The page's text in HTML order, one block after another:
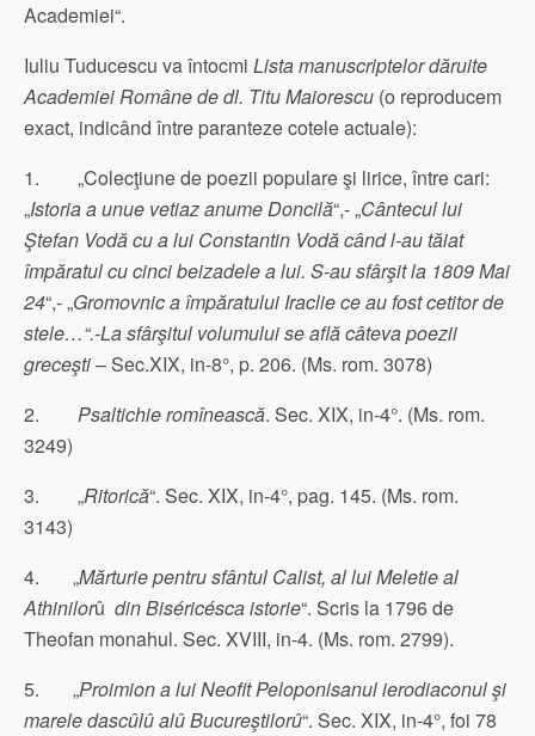
Academiei“.
Iuliu Tuducescu va întocmi Lista manuscriptelor dăruite
Academiei Românede dl. Titu Maiorescu (o reproducem
exact, indicând între paranteze cotele actuale):
1. „Colecţiune de poezii populare şi lirice, între cari:
„Istoria a unue vetiaz anume Doncilă“,- „Cântecul lui
Ştefan Vodă cu a lui Constantin Vodă când l-au tăiat
împăratul cu cinci beizadele a lui. S-au sfârşit la 1809 Mai
24“,- „Gromovnic a împăratului Iraclie ce au fost cetitor de
stele…“.-La sfârşitul volumului se află câteva poezii
greceşti– Sec.XIX, in-8°, p. 206. (Ms. rom. 3078)
2. Psaltichie romînească. Sec. XIX, in-4°. (Ms. rom.
3249)
3. „Ritorică“. Sec. XIX, in-4°, pag. 145. (Ms. rom.
3143)
4. „Mărturie pentru sfântul Calist, al lui Meletie al
Athinilorû din Biséricésca istorie“. Scris la 1796 de
Theofan monahul. Sec. XVIII, in-4. (Ms. rom. 2799).
5. „Proimion a lui Neofit Peloponisanul ierodiaconul şi
marele dascûlûalûBucureştilorû“. Sec. XIX, in-4°, foi 78